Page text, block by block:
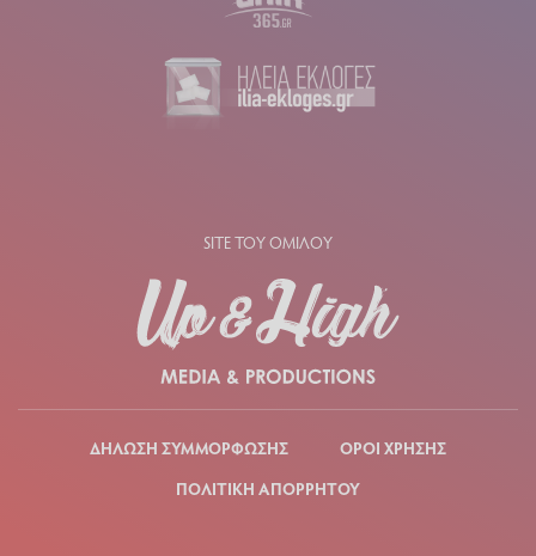
SITE ΤΟΥ ΟΜΙΛΟΥ
ΔΗΛΩΣΗ ΣΥΜΜΟΡΦΩΣΗΣ
ΟΡΟΙ ΧΡΗΣΗΣ
ΠΟΛΙΤΙΚΗ ΑΠΟΡΡΗΤΟΥ